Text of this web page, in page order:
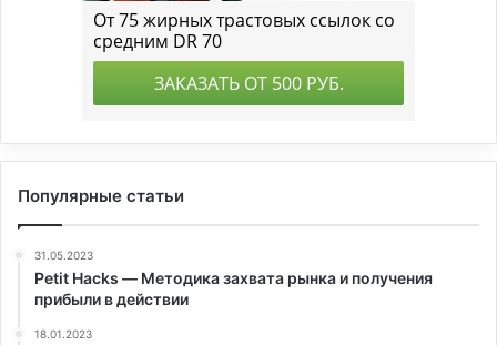
Популярные статьи
31.05.2023
Petit Hacks — Методика захвата рынка и получения
прибыли в действии
18.01.2023